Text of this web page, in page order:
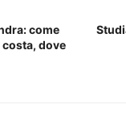
come
dove